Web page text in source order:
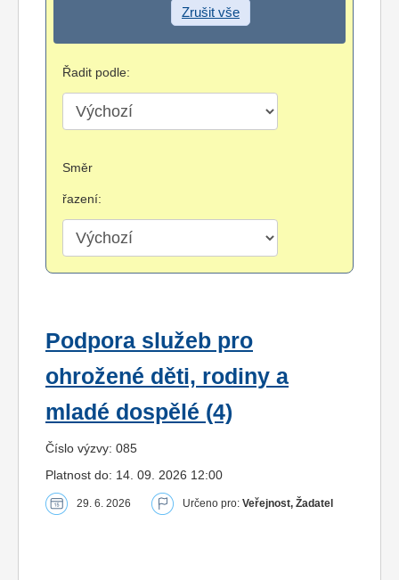
Zrušit vše
Řadit podle:
Směr
řazení:
Podpora služeb pro
ohrožené děti, rodiny a
mladé dospělé (4)
Číslo výzvy: 085
Platnost do: 14. 09. 2026 12:00
29. 6. 2026 Určeno pro: Veřejnost, Žadatel